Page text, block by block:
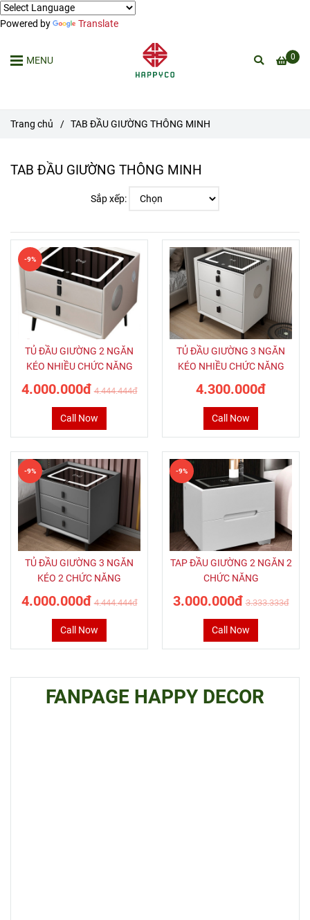
Powered by Translate
0
MENU
Trang chủ / TAB ĐẦU GIƯỜNG THÔNG MINH
TAB ĐẦU GIƯỜNG THÔNG MINH
Sắp xếp:
TỦ ĐẦU GIƯỜNG 2 NGĂN
KÉO NHIỀU CHỨC NĂNG
4.000.000đ 4.444.444đ
-9%
Call Now
TỦ ĐẦU GIƯỜNG 3 NGĂN
KÉO NHIỀU CHỨC NĂNG
4.300.000đ
Call Now
TỦ ĐẦU GIƯỜNG 3 NGĂN
KÉO 2 CHỨC NĂNG
4.000.000đ 4.444.444đ
-9%
Call Now
TAP ĐẦU GIƯỜNG 2 NGĂN 2
CHỨC NĂNG
3.000.000đ 3.333.333đ
-9%
Call Now
FANPAGE HAPPY DECOR